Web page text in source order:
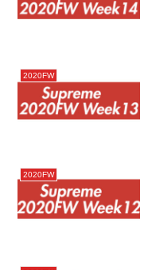
2020FW
2020FW